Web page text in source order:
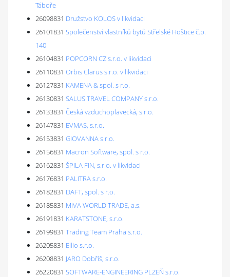
Táboře
26098831 Družstvo KOLOS v likvidaci
26101831 Společenství vlastníků bytů Střelské Hoštice č.p.
140
26104831 POPCORN CZ s.r.o. v likvidaci
26110831 Orbis Clarus s.r.o. v likvidaci
26127831 KAMENA & spol. s r.o.
26130831 SALUS TRAVEL COMPANY s.r.o.
26133831 Česká vzduchoplavecká, s.r.o.
26147831 EVMAS, s.r.o.
26153831 GIOVANNA s.r.o.
26156831 Macron Software, spol. s r.o.
26162831 ŠPILA FIN, s.r.o. v likvidaci
26176831 PALITRA s.r.o.
26182831 DAFT, spol. s r.o.
26185831 MIVA WORLD TRADE, a.s.
26191831 KARATSTONE, s.r.o.
26199831 Trading Team Praha s.r.o.
26205831 Ellio s.r.o.
26208831 JARO Dobříš, s.r.o.
26220831 SOFTWARE-ENGINEERING PLZEŇ s.r.o.